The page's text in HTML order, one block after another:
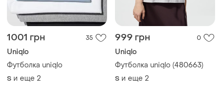
1001 грн 35
Uniqlo
Футболка uniqlo
S и еще 2
999 грн 0
Uniqlo
Футболка uniqlo (480663)
S и еще 2